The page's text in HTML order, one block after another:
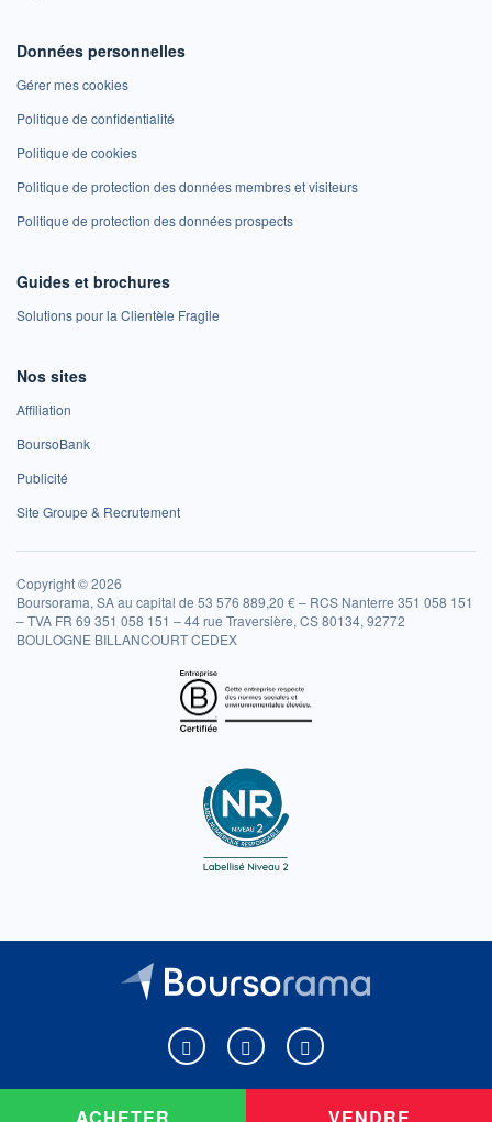
ACHETER VENDRE
Données personnelles
Gérer mes cookies
Politique de confidentialité
Politique de cookies
Politique de protection des données membres et visiteurs
Politique de protection des données prospects
Guides et brochures
Solutions pour la Clientèle Fragile
Nos sites
Affiliation
BoursoBank
Publicité
Site Groupe & Recrutement
Copyright © 2026
Boursorama, SA au capital de 53 576 889,20 € – RCS Nanterre 351 058 151
– TVA FR 69 351 058 151 – 44 rue Traversière, CS 80134, 92772
BOULOGNE BILLANCOURT CEDEX
Boursorama sur Facebook
Boursorama sur XBoursorama sur